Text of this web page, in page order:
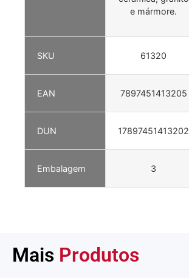
e mármore.
SKU 61320
EAN 7897451413205
DUN 17897451413202
Embalagem 3
Mais Produtos